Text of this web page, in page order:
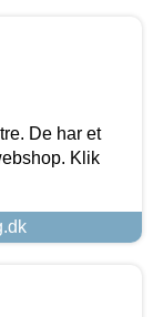
De har et
Klik